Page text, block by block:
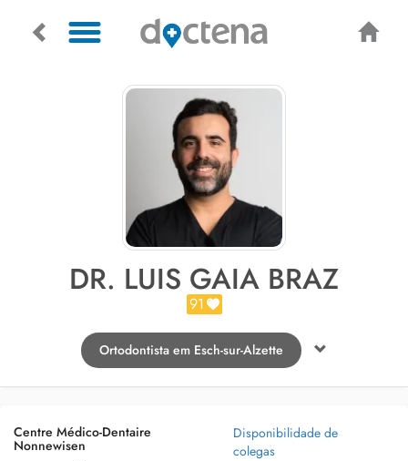
DR. LUIS GAIA BRAZ
91
Ortodontista em Esch-sur-Alzette
Centre Médico-Dentaire
Nonnewisen
Disponibilidade de
colegas